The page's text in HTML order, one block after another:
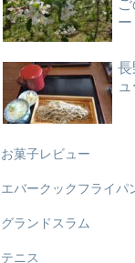
ー
長
お菓子レビュー
エバークックフライパ
グランドスラム
テニス